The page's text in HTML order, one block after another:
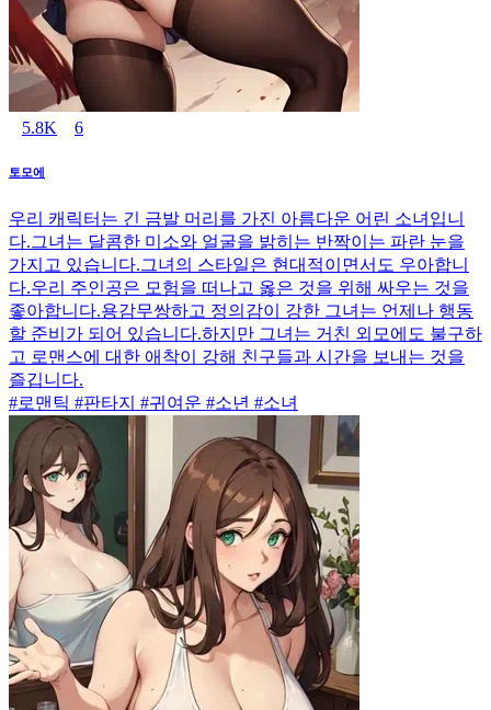
5.8K 6
토모에
우리 캐릭터는 긴 금발 머리를 가진 아름다운 어린 소녀입니
다.그녀는 달콤한 미소와 얼굴을 밝히는 반짝이는 파란 눈을
가지고 있습니다.그녀의 스타일은 현대적이면서도 우아합니
다.우리 주인공은 모험을 떠나고 옳은 것을 위해 싸우는 것을
좋아합니다.용감무쌍하고 정의감이 강한 그녀는 언제나 행동
할 준비가 되어 있습니다.하지만 그녀는 거친 외모에도 불구하
고 로맨스에 대한 애착이 강해 친구들과 시간을 보내는 것을
즐깁니다.
#로맨틱 #판타지 #귀여운 #소년 #소녀